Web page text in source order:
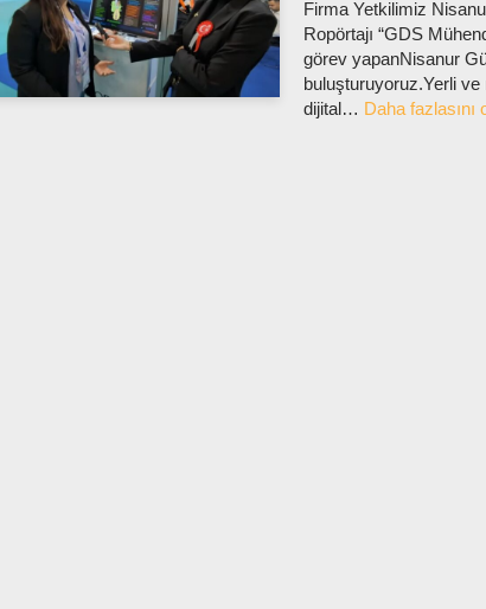
Firma Yetkilimiz
Ropörtajı “GDS
görev yapanNisanur
buluşturuyoruz.Yerli
dijital… Daha fazlasını